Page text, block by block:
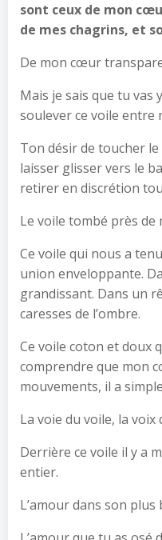
sont ceux de mon
de mes chagrins, et
De mon cœur
Mais je sais que tu vas
soulever ce voile entre
Ton désir de toucher
laisser glisser vers le
retirer en discrétion
Le voile tombé près de
Ce voile qui nous a
union enveloppante.
grandissant. Dans un
caresses de l’ombre.
Ce voile coton et doux
comprendre que mon
mouvements, il a
La voie du voile, la voix
Derrière ce voile il y a
entier.
L’amour dans son plus